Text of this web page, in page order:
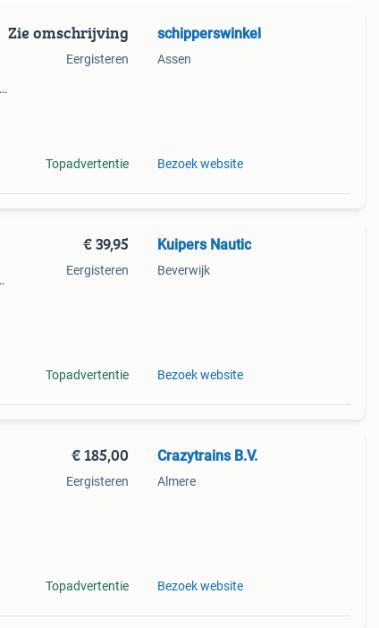
Zie omschrijving
Eergisteren
Topadvertentie
schipperswinkel
Assen
Bezoek website
€ 39,95
Eergisteren
Topadvertentie
Kuipers Nautic
Beverwijk
Bezoek website
€ 185,00
Eergisteren
Topadvertentie
Crazytrains B.V.
Almere
Bezoek website